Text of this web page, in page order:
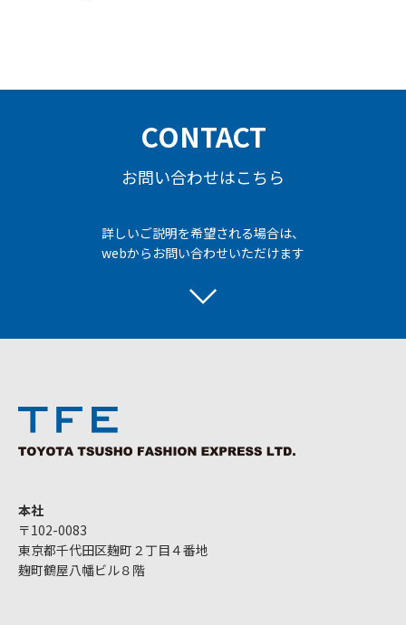
CONTACT
お問い合わせはこちら
詳しいご説明を希望される場合は、
webからお問い合わせいただけます
本社
〒102-0083
東京都千代田区麹町２丁目４番地
麹町鶴屋八幡ビル８階